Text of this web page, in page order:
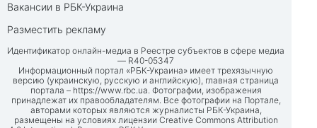
Вакансии в РБК-Украина
Разместить рекламу
Идентификатор онлайн-медиа в Реестре субъектов в сфере медиа
— R40-05347
Информационный портал «РБК-Украина» имеет трехязычную
версию (украинскую, русскую и английскую), главная страница
портала – https://www.rbc.ua. Фотографии, изображения
принадлежат их правообладателям. Все фотографии на Портале,
авторами которых являются журналисты РБК-Украина,
размещены на условиях лицензии Creative Commons Attribution